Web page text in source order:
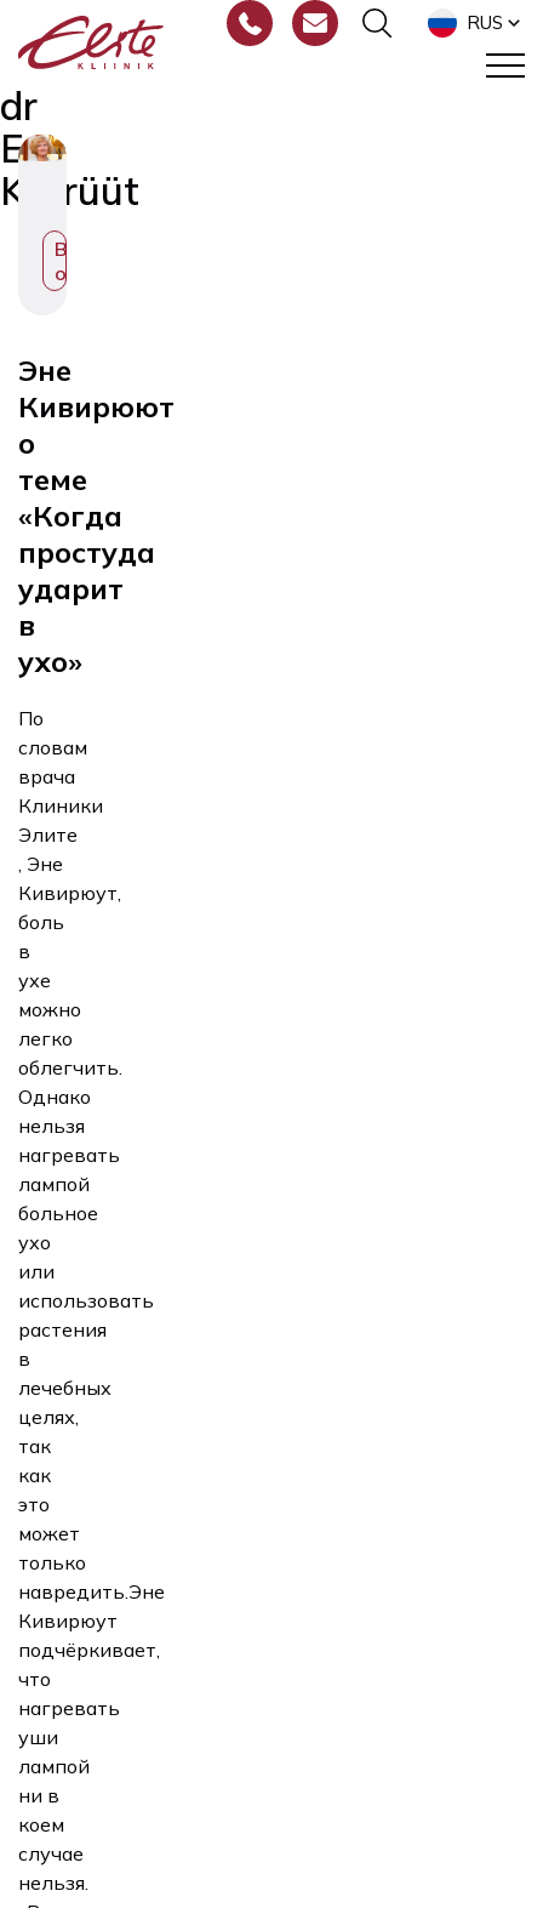
RUS
dr
Ene
Kivirüüt
Эне
Кивирюют
о
теме
«Когда
простуда
ударит
в
ухо»
По
словам
врача
Клиники
Элите
, Эне
Кивирюут,
боль
в
ухе
можно
легко
облегчить.
Однако
нельзя
нагревать
лампой
больное
ухо
или
использовать
растения
в
лечебных
целях,
так
как
это
может
только
навредить.Эне
Кивирюут
подчёркивает,
что
нагревать
уши
лампой
ни в
коем
случае
нельзя.
Врач-
отоларинголог